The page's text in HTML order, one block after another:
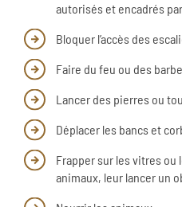
autorisés et encadrés
Bloquer l’accès des
Faire du feu ou des
Lancer des pierres ou
Déplacer les bancs et
Frapper sur les vitres
animaux, leur lancer un